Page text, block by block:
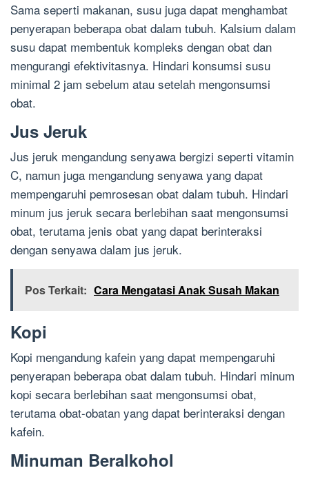
Sama seperti makanan, susu juga dapat menghambat
penyerapan beberapa obat dalam tubuh. Kalsium dalam
susu dapat membentuk kompleks dengan obat dan
mengurangi efektivitasnya. Hindari konsumsi susu
minimal 2 jam sebelum atau setelah mengonsumsi
obat.
Jus Jeruk
Jus jeruk mengandung senyawa bergizi seperti vitamin
C, namun juga mengandung senyawa yang dapat
mempengaruhi pemrosesan obat dalam tubuh. Hindari
minum jus jeruk secara berlebihan saat mengonsumsi
obat, terutama jenis obat yang dapat berinteraksi
dengan senyawa dalam jus jeruk.
Pos Terkait: Cara Mengatasi Anak Susah Makan
Kopi
Kopi mengandung kafein yang dapat mempengaruhi
penyerapan beberapa obat dalam tubuh. Hindari minum
kopi secara berlebihan saat mengonsumsi obat,
terutama obat-obatan yang dapat berinteraksi dengan
kafein.
Minuman Beralkohol